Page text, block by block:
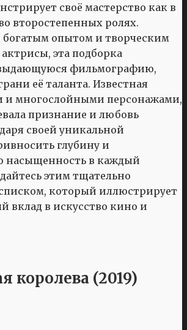
своё мастерство как в
второстепенных ролях.
богатым опытом и творческим
эта подборка
выдающуюся фильмографию,
её таланта. Известная
и многослойными персонажами,
признание и любовь
своей уникальной
глубину и
насыщенность в каждый
этим тщательно
который иллюстрирует
вклад в искусство кино и
королева (2019)